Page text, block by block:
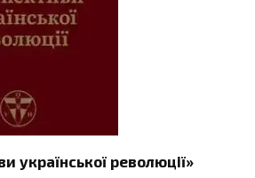
української революції»